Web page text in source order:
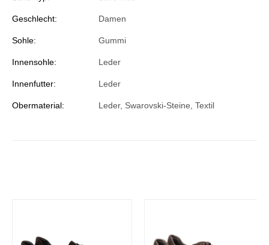
Geschlecht: Damen
Sohle: Gummi
Innensohle: Leder
Innenfutter: Leder
Obermaterial: Leder, Swarovski-Steine, Textil